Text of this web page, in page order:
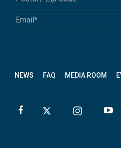
NEWS FAQ MEDIA ROOM
A1A 1A1 or 12345-6789